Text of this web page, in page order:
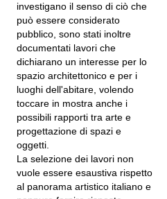
investigano il senso di ciò che
può essere considerato
pubblico, sono stati inoltre
documentati lavori che
dichiarano un interesse per lo
spazio architettonico e per i
luoghi dell'abitare, volendo
toccare in mostra anche i
possibili rapporti tra arte e
progettazione di spazi e
oggetti.
La selezione dei lavori non
vuole essere esaustiva rispetto
al panorama artistico italiano e